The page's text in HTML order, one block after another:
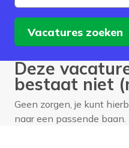
Vacatures zoeken
Deze
bestaat niet
Geen zorgen, je kunt
naar een passende baan.